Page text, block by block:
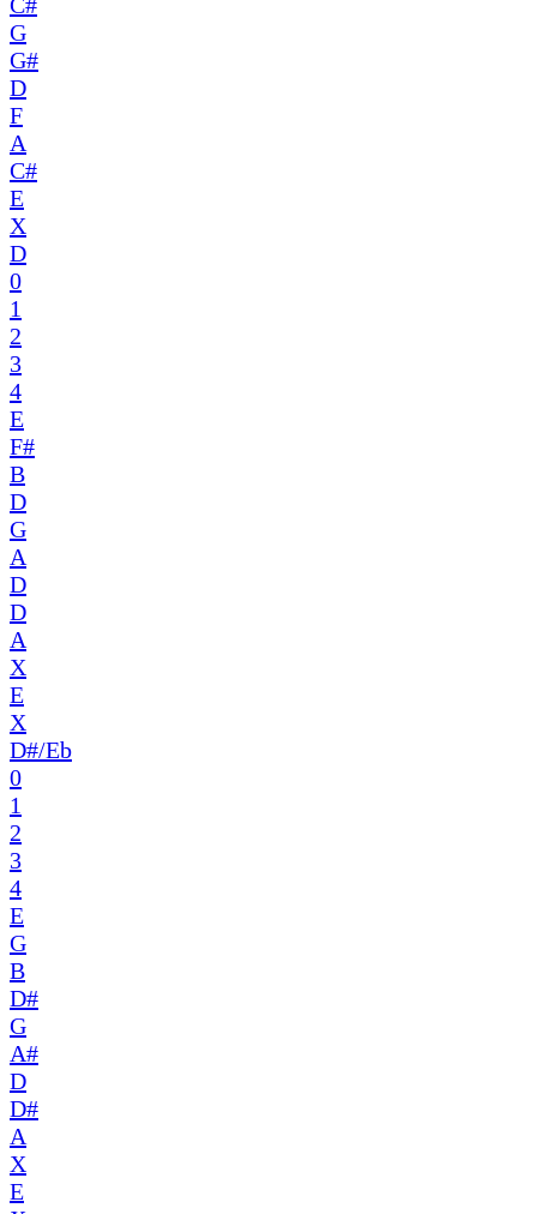
G
G#
D
F
A
C#
E
X
D
0
1
2
3
4
E
F#
B
D
G
A
D
D
A
X
E
X
D#/Eb
0
1
2
3
4
E
G
B
D#
G
A#
D
D#
A
X
E